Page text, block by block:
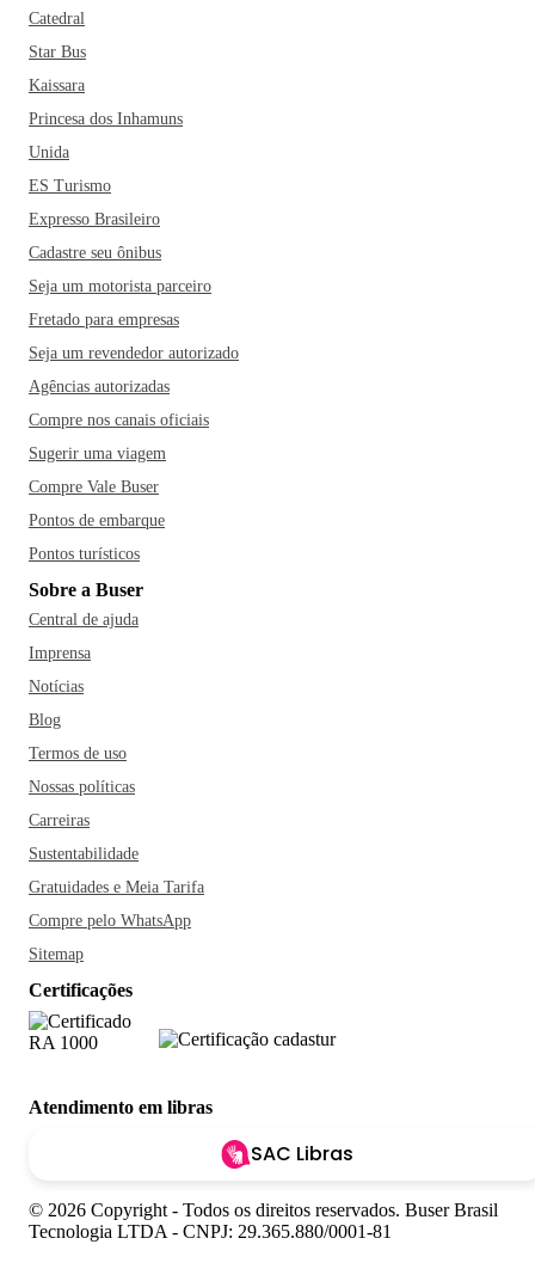
Catedral
Star Bus
Kaissara
Princesa dos Inhamuns
Unida
ES Turismo
Expresso Brasileiro
Cadastre seu ônibus
Seja um motorista parceiro
Fretado para empresas
Seja um revendedor autorizado
Agências autorizadas
Compre nos canais oficiais
Sugerir uma viagem
Compre Vale Buser
Pontos de embarque
Pontos turísticos
Sobre a Buser
Central de ajuda
Imprensa
Notícias
Blog
Termos de uso
Nossas políticas
Carreiras
Sustentabilidade
Gratuidades e Meia Tarifa
Compre pelo WhatsApp
Sitemap
Certificações
Atendimento em libras
SAC Libras
© 2026 Copyright - Todos os direitos reservados. Buser Brasil
Tecnologia LTDA - CNPJ: 29.365.880/0001-81